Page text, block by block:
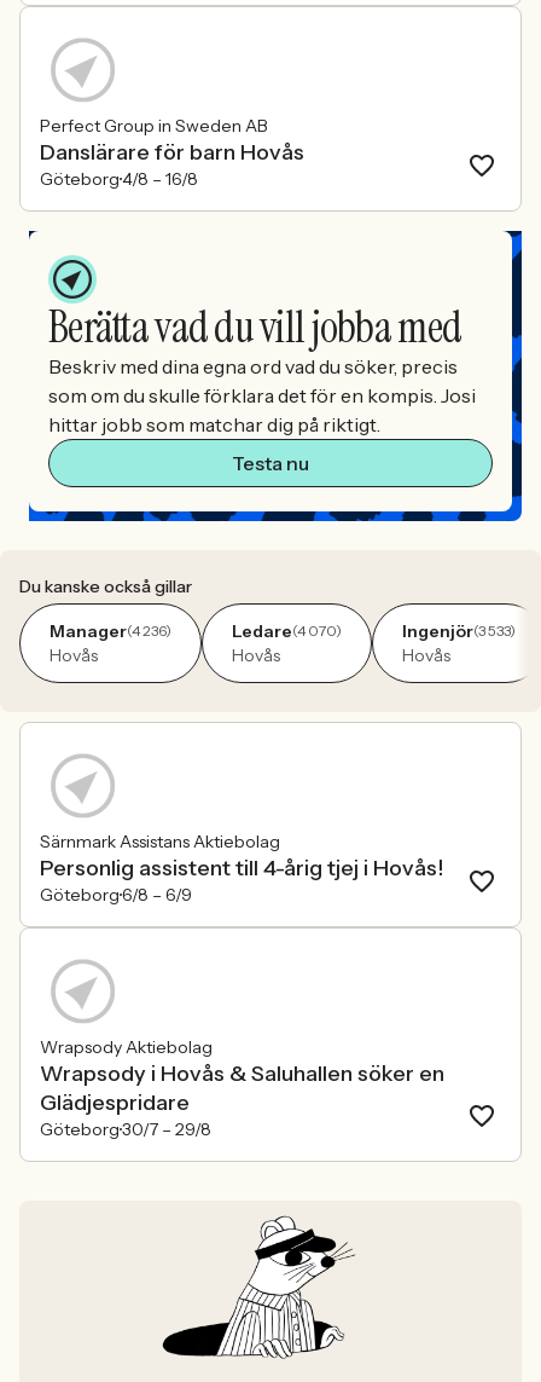
Perfect Group in Sweden AB
Danslärare för barn Hovås
Göteborg4/8 – 16/8
Berätta vad du vill jobba med
Beskriv med dina egna ord vad du söker, precis
som om du skulle förklara det för en kompis. Josi
hittar jobb som matchar dig på riktigt.
Testa nu
Du kanske också gillar
Manager(4 236)
Hovås
Ledare(4 070)
Hovås
Ingenjör(3 533)
Hovås
Särnmark Assistans Aktiebolag
Personlig assistent till 4-årig tjej i Hovås!
Göteborg6/8 – 6/9
Wrapsody Aktiebolag
Wrapsody i Hovås & Saluhallen söker en
Glädjespridare
Göteborg30/7 – 29/8